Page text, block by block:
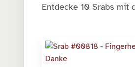
Entdecke 10 Srabs mit
Galerieergebnisse